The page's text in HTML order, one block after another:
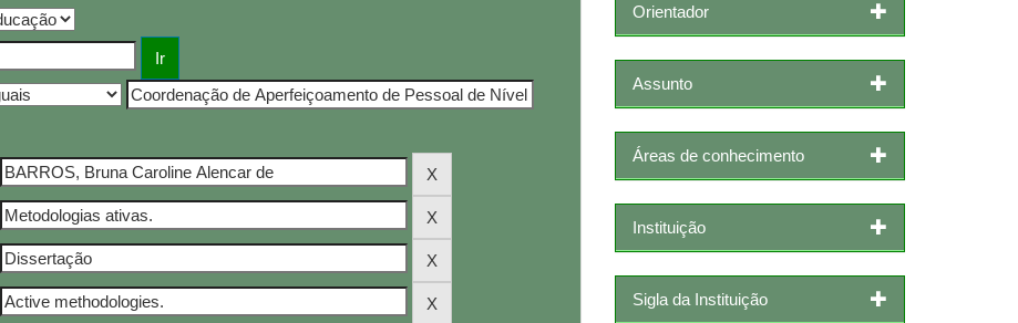
Orientador
Assunto
Áreas de conhecimento
Instituição
Sigla da Instituição